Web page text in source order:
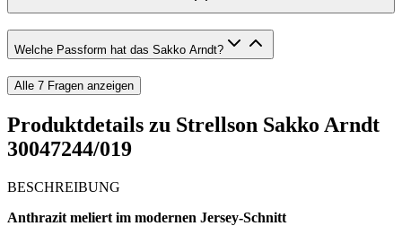
Welche Passform hat das Sakko Arndt?
Alle 7 Fragen anzeigen
Produktdetails zu Strellson Sakko Arndt
30047244/019
BESCHREIBUNG
Anthrazit meliert im modernen Jersey-Schnitt